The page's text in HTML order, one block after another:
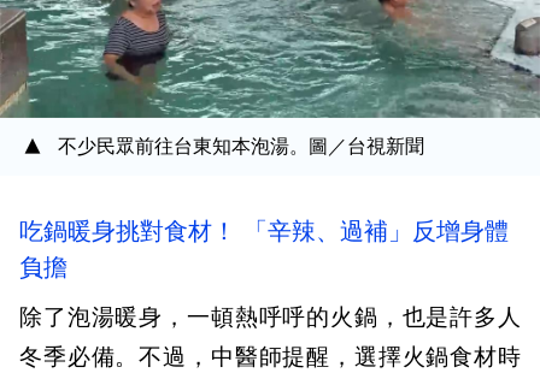
不少民眾前往台東知本泡湯。圖／台視新聞
吃鍋暖身挑對食材！ 「辛辣、過補」反增身體
負擔
除了泡湯暖身，一頓熱呼呼的火鍋，也是許多人
冬季必備。不過，中醫師提醒，選擇火鍋食材時